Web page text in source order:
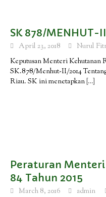
SK 878/MENHUT-
April 23, 2018 Nurul
Keputusan Menteri
SK.878/Menhut-II/2014
Riau. SK ini menetapkan […]
Peraturan
84 Tahun 2015
March 8, 2016 admin